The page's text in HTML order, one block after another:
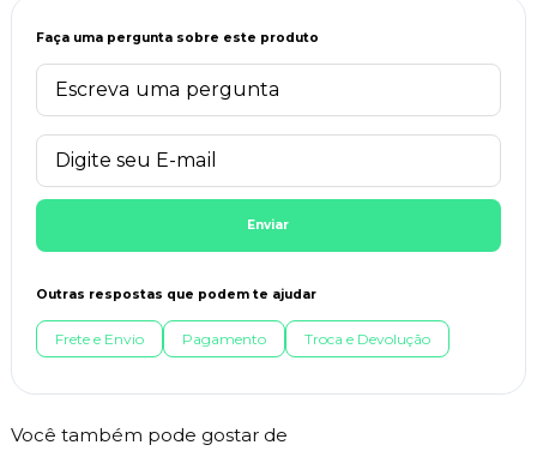
Faça uma pergunta sobre este produto
Enviar
Outras respostas que podem te ajudar
Frete e Envio Pagamento Troca e Devolução
Você também pode gostar de